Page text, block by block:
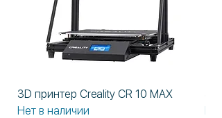
3D принтер Creality CR 10 MAX
Нет в наличии